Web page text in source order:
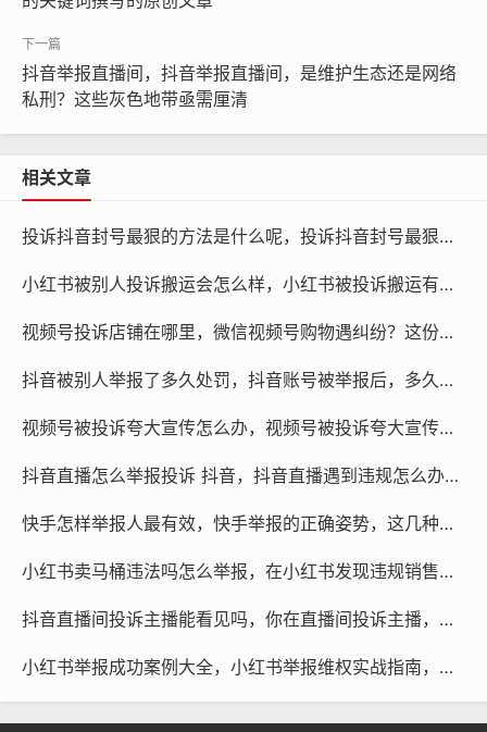
对于个人创作者而言,盲目尝试非官方分身软件风险极高，
高权限，极易导致账号密码泄露、甚至被植入木马，最终
得不偿失。
如果你在企业运营中,确实面临多账号合规管理的刚性需
运、群控打压，甚至收到了不实的侵权举报，个人申诉往
往流程漫长，在这种情况下，不妨寻求专业团队协助处
搭建方案，协助整理完整的证据链，通过官方渠道进行高
效投诉，既能保护你的数字资产，也能精准打击黑产行
抖音举报直播间，抖音举报直播间，是维护生态还是网络
私刑？这些灰色地带亟需厘清
相关文章
投诉抖音封号最狠的方法是什么呢，投诉抖音封号最狠的方法是什么？终极维权指南看这一篇就够了
小红书被别人投诉搬运会怎么样，小红书被投诉搬运有多严重？避坑与自救指南一篇说透
视频号投诉店铺在哪里，微信视频号购物遇纠纷？这份投诉维权指南请收好
抖音被别人举报了多久处罚，抖音账号被举报后，多久会面临处罚？
视频号被投诉夸大宣传怎么办，视频号被投诉夸大宣传怎么办？三招教你快速应对
抖音直播怎么举报投诉 抖音，抖音直播遇到违规怎么办？这份举报投诉指南请收好
快手怎样举报人最有效，快手举报的正确姿势，这几种方式高效又稳妥
小红书卖马桶违法吗怎么举报，在小红书发现违规销售马桶？三分钟搞懂是否违法及如何举报
抖音直播间投诉主播能看见吗，你在直播间投诉主播，对方真能看到你的账号信息吗？
小红书举报成功案例大全，小红书举报维权实战指南，那些你可能不知道的成功案例与高效路径